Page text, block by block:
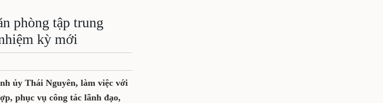
THỂ THAO THÔNG TIN - QUẢNG CÁO
VIDEO CÁC ĐỀ ÁN TRỌNG TÂM
phòng tập trung
kỳ mới
ủy Thái Nguyên, làm việc với
phục vụ công tác lãnh đạo,